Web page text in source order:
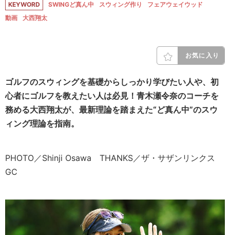
KEYWORD SWINGど真ん中 スウィング作り
フェアウェイウッド
動画
大西翔太
お気に入り
ゴルフのスウィングを基礎からしっかり学びたい人や、初
心者にゴルフを教えたい人は必見！ 青木瀬令奈のコーチを
務める大西翔太が、 最新理論を踏まえた“ど真ん中”のスウ
ィング理論を指南。
PHOTO／Shinji Osawa THANKS／ザ・サザンリンクス
GC